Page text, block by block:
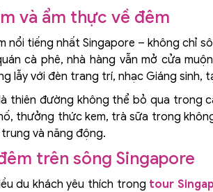
và ẩm thực về đêm
nổi tiếng nhất Singapore – không chỉ
cà phê, nhà hàng vẫn mở cửa
lẫy với đèn trang trí, nhạc Giáng sinh,
thiên đường không thể bỏ qua trong
thưởng thức kem, trà sữa trong
và năng động.
trên sông Singapore
du khách yêu thích trong tour